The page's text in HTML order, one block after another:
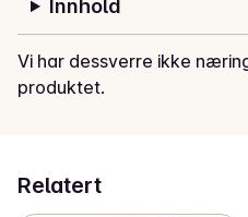
Innhold
Vi har dessverre ikke
produktet.
Relatert